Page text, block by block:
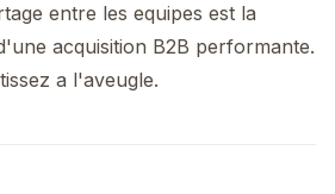
entre les equipes est la
acquisition B2B performante.
a l'aveugle.